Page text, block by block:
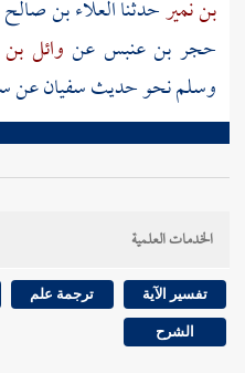
بن نميرحدثناالعلاء بن
حجر بن عنبس عن وائل
وسلم نحو حديثسفيانعن
الخدمات العلمية
تفسير الآية ترجمة علم
الشرح